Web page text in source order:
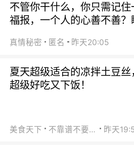
不管你干什么，你只需记
福报，一个人的心善不善
真情秘密 匿名 昨天20:05
夏天超级适合的凉拌土豆丝
超级好吃又下饭！
美食天下 不靠谱不要联系 昨天